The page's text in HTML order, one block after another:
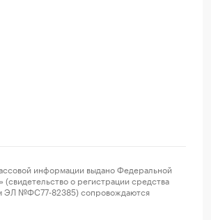
информации выдано Федеральной
о регистрации средства
ЭЛ №ФС77-82385) сопровождаются